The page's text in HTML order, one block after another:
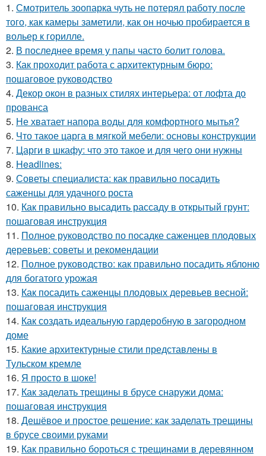
1. Смотритель зоопарка чуть не потерял работу после
того, как камеры заметили, как он ночью пробирается в
вольер к горилле.
2. В последнее время у папы часто болит голова.
3. Как проходит работа с архитектурным бюро:
пошаговое руководство
4. Декор окон в разных стилях интерьера: от лофта до
прованса
5. Не хватает напора воды для комфортного мытья?
6. Что такое царга в мягкой мебели: основы конструкции
7. Царги в шкафу: что это такое и для чего они нужны
8. Headlines:
9. Советы специалиста: как правильно посадить
саженцы для удачного роста
10. Как правильно высадить рассаду в открытый грунт:
пошаговая инструкция
11. Полное руководство по посадке саженцев плодовых
деревьев: советы и рекомендации
12. Полное руководство: как правильно посадить яблоню
для богатого урожая
13. Как посадить саженцы плодовых деревьев весной:
пошаговая инструкция
14. Как создать идеальную гардеробную в загородном
доме
15. Какие архитектурные стили представлены в
Тульском кремле
16. Я просто в шоке!
17. Как заделать трещины в брусе снаружи дома:
пошаговая инструкция
18. Дешёвое и простое решение: как заделать трещины
в брусе своими руками
19. Как правильно бороться с трещинами в деревянном